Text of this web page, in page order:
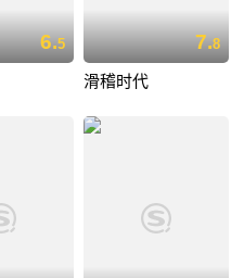
6.5 7.8
滑稽时代